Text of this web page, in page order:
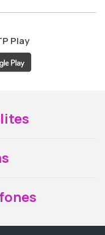
Play